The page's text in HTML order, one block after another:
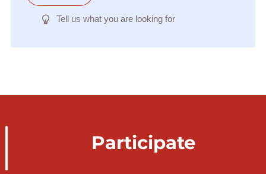
Tell us what you are looking for
Participate